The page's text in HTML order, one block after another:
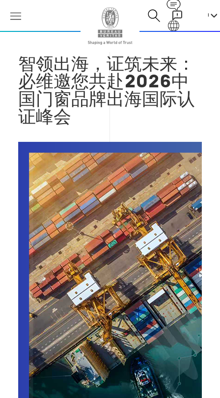
智领出海，证筑未来：
必维邀您共赴2026中
国门窗品牌出海国际认
证峰会